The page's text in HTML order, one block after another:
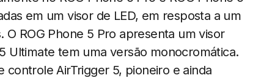
em um visor de LED, em resposta a um
ROG Phone 5 Pro apresenta um visor
Ultimate tem uma versão monocromática.
controle AirTrigger 5, pioneiro e ainda